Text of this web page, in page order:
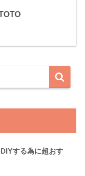
する為に超おす